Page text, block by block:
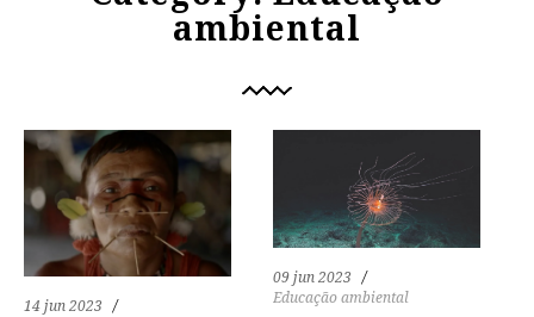
ambiental
14 jun 2023
09 jun 2023
Educação ambiental